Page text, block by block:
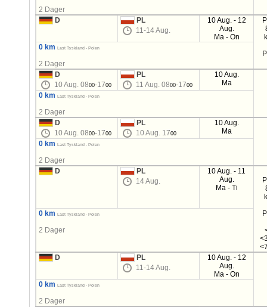
2 Dager
D
PL
11-14 Aug.
10 Aug. - 12
Aug.
Ma - On
0 km Last Tyskland - Polen
2 Dager
D
10 Aug. 0800-1700
PL
11 Aug. 0800-1700
10 Aug.
Ma
0 km
Last Tyskland - Polen
2 Dager
D
10 Aug. 0800-1700
PL
10 Aug. 1700
10 Aug.
Ma
0 km
Last Tyskland - Polen
2 Dager
D
PL
14 Aug.
10 Aug. - 11
Aug.
Ma - Ti
0 km Last Tyskland - Polen
2 Dager
D
PL
11-14 Aug.
10 Aug. - 12
Aug.
Ma - On
0 km
Last Tyskland - Polen
2 Dager